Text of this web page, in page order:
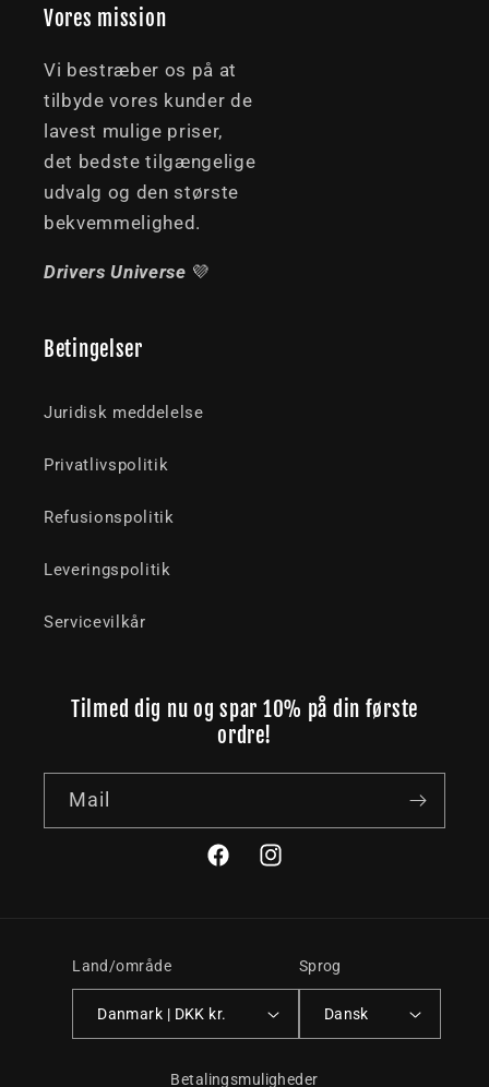
Vores mission
Vi bestræber os på at
tilbyde vores kunder de
lavest mulige priser,
det bedste tilgængelige
udvalg og den største
bekvemmelighed.
Drivers Universe 💜
Betingelser
Juridisk meddelelse
Privatlivspolitik
Refusionspolitik
Leveringspolitik
Servicevilkår
Tilmed dig nu og spar 10% på din første
ordre!
Mail
FacebookInstagram
Land/område
Danmark | DKK kr.
Sprog
Dansk
Betalingsmuligheder